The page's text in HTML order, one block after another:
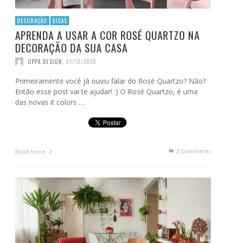
DECORAÇÃO DICAS
APRENDA A USAR A COR ROSÉ QUARTZO NA
DECORAÇÃO DA SUA CASA
OPPA DESIGN 01/10/2020
Primeiramente você já ouviu falar do Rosé Quartzo? Não?
Então esse post vai te ajudar! :) O Rosé Quartzo, é uma
das novas it colors …
Read more 2 Comments